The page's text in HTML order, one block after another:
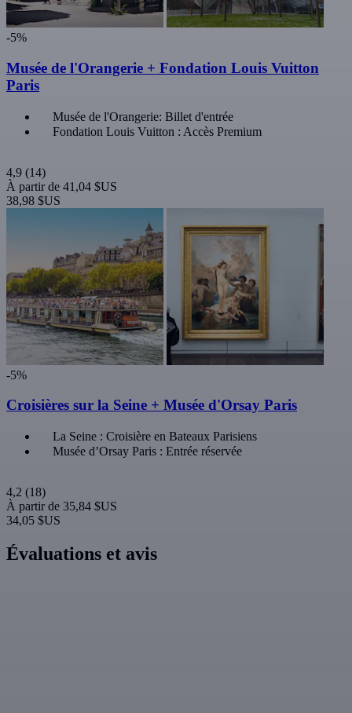
-5%
Musée de l'Orangerie + Fondation Louis Vuitton
Paris
Musée de l'Orangerie: Billet d'entrée
Fondation Louis Vuitton : Accès Premium
4,9 (14)
À partir de 41,04 $US
38,98 $US
-5%
Croisières sur la Seine + Musée d'Orsay Paris
La Seine : Croisière en Bateaux Parisiens
Musée d’Orsay Paris : Entrée réservée
4,2 (18)
À partir de 35,84 $US
34,05 $US
Évaluations et avis